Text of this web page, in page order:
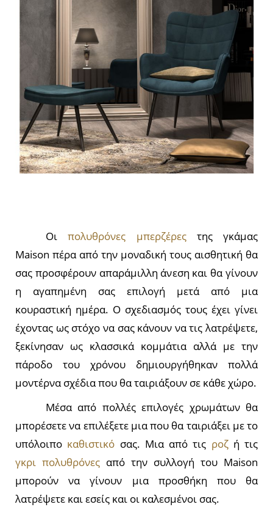
Οιπολυθρόνες μπερζέρεςτης γκάμας
Maison πέρα από την μοναδική τους αισθητική θα
σας προσφέρουν απαράμιλλη άνεση και θα γίνουν
η αγαπημένη σας επιλογή μετά από μια
κουραστική ημέρα. Ο σχεδιασμός τους έχει γίνει
έχοντας ως στόχο να σας κάνουν να τις λατρέψετε,
ξεκίνησαν ως κλασσικά κομμάτια αλλά με την
πάροδο του χρόνου δημιουργήθηκαν πολλά
μοντέρνα σχέδια που θα ταιριάξουν σε κάθε χώρο.
Μέσα από πολλές επιλογές χρωμάτων θα
μπορέσετε να επιλέξετε μια που θα ταιριάξει με το
υπόλοιπο καθιστικό σας. Μια από τις ροζή τις
γκρι πολυθρόνες από την συλλογή του Maison
μπορούν να γίνουν μια προσθήκη που θα
λατρέψετε και εσείς και οι καλεσμένοι σας.